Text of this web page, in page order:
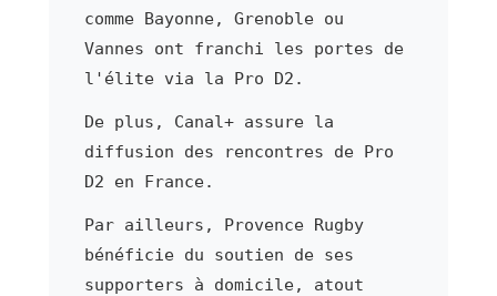
comme Bayonne, Grenoble ou
Vannes ont franchi les portes de
l'élite via la Pro D2.
De plus, Canal+ assure la
diffusion des rencontres de Pro
D2 en France.
Par ailleurs, Provence Rugby
bénéficie du soutien de ses
supporters à domicile, atout